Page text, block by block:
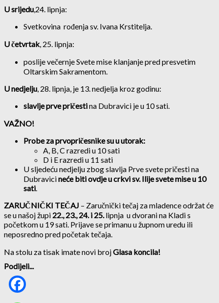
U srijedu,24. lipnja:
Svetkovina rođenja sv. Ivana Krstitelja.
U četvrtak, 25. lipnja:
poslije večernje Svete mise klanjanje pred presvetim
Oltarskim Sakramentom.
U nedjelju, 28. lipnja, je 13. nedjelja kroz godinu:
slavlje prve pričestina Dubravici je u 10 sati.
VAŽNO!
Probe za prvopričesnike su u utorak:
A, B, C razredi u 10 sati
D i E razredi u 11 sati
U sljedeću nedjelju zbog slavlja Prve svete pričesti na
Dubravicineće biti ovdje u crkvi sv. Ilije svete mise u 10
sati.
ZARUČNIČKI TEČAJ – Zaručnički tečaj za mladence održat će
se u našoj župi 22., 23., 24. i 25.lipnja u dvorani na Kladi s
početkom u 19 sati. Prijave se primanu u župnom uredu ili
neposredno pred početak tečaja.
Na stolu za tisak imate novi brojGlasa koncila!
Podijeli...